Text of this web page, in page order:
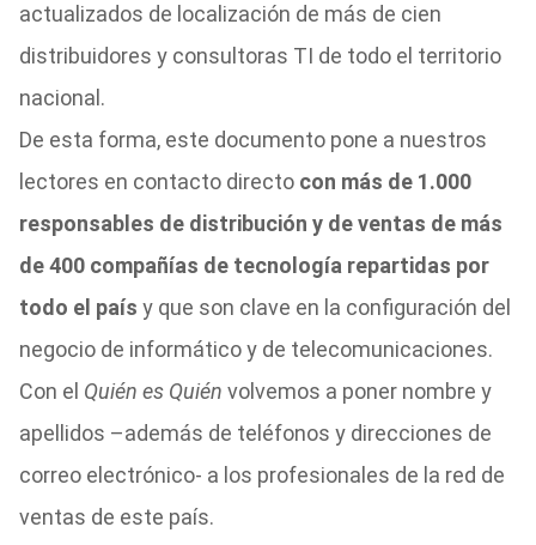
actualizados de localización de más de cien
distribuidores y consultoras TI de todo el territorio
nacional.
De esta forma, este documento pone a nuestros
lectores en contacto directo con más de 1.000
responsables de distribución y de ventas de más
de 400 compañías de tecnología repartidas por
todo el país y que son clave en la configuración del
negocio de informático y de telecomunicaciones.
Con el Quién es Quién volvemos a poner nombre y
apellidos –además de teléfonos y direcciones de
correo electrónico- a los profesionales de la red de
ventas de este país.